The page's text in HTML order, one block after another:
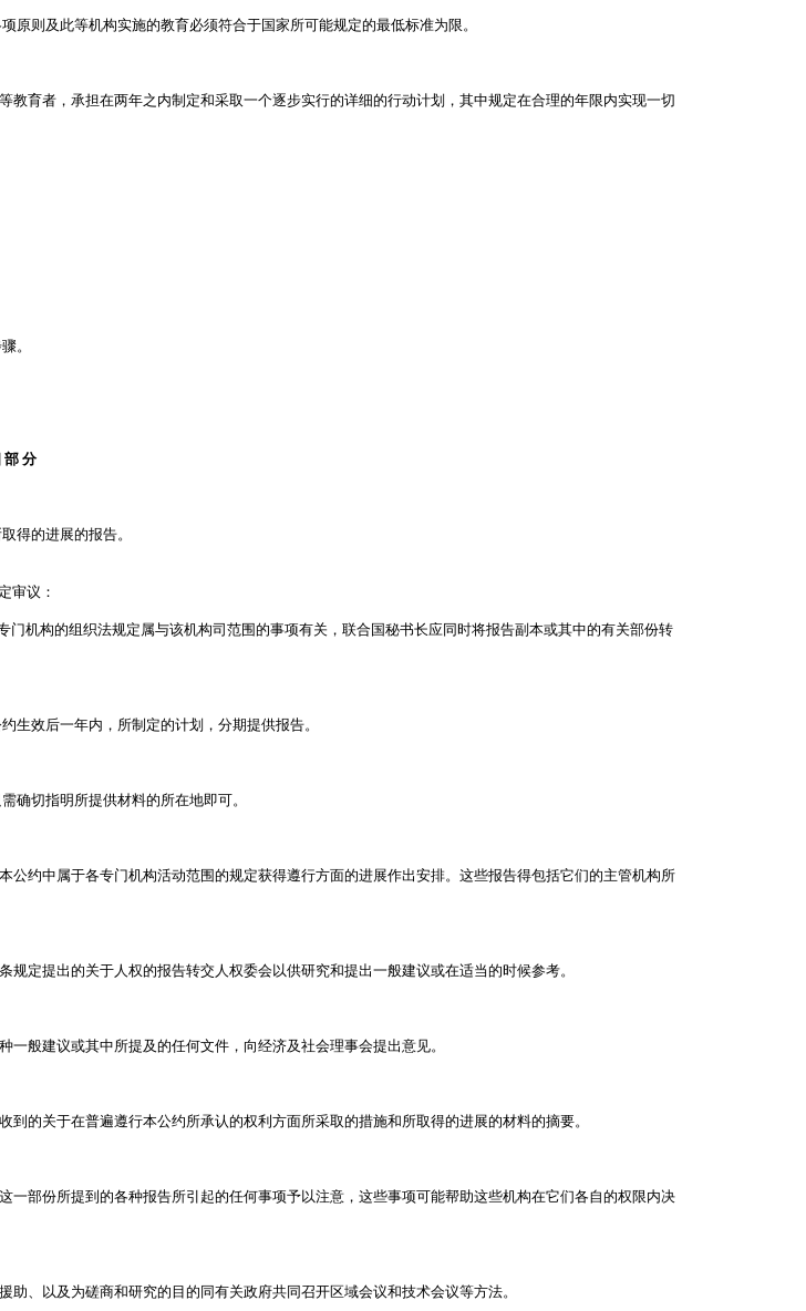
原则及此等机构实施的教育必须符合于国家所可能规定的最低标准为限。
育者，承担在两年之内制定和采取一个逐步实行的详细的行动计划，其中规定在合理的年限内实现一切
。
部 分
得的进展的报告。
审议：
机构的组织法规定属与该机构司范围的事项有关，联合国秘书长应同时将报告副本或其中的有关部份转
效后一年内，所制定的计划，分期提供报告。
确切指明所提供材料的所在地即可。
约中属于各专门机构活动范围的规定获得遵行方面的进展作出安排。这些报告得包括它们的主管机构所
定提出的关于人权的报告转交人权委会以供研究和提出一般建议或在适当的时候参考。
般建议或其中所提及的任何文件，向经济及社会理事会提出意见。
的关于在普遍遵行本公约所承认的权利方面所采取的措施和所取得的进展的材料的摘要。
部份所提到的各种报告所引起的任何事项予以注意，这些事项可能帮助这些机构在它们各自的权限内决
、以及为磋商和研究的目的同有关政府共同召开区域会议和技术会议等方法。